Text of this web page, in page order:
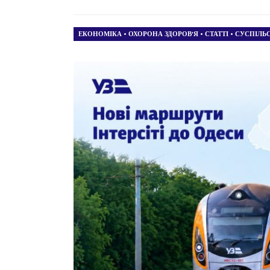
ЕКОНОМІКА • ОХОРОНА ЗДОРОВ’Я • СТАТТІ •